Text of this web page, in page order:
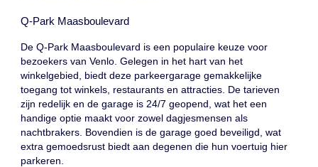
Q-Park Maasboulevard
De Q-Park Maasboulevard is een populaire keuze voor
bezoekers van Venlo. Gelegen in het hart van het
winkelgebied, biedt deze parkeergarage gemakkelijke
toegang tot winkels, restaurants en attracties. De tarieven
zijn redelijk en de garage is 24/7 geopend, wat het een
handige optie maakt voor zowel dagjesmensen als
nachtbrakers. Bovendien is de garage goed beveiligd, wat
extra gemoedsrust biedt aan degenen die hun voertuig hier
parkeren.